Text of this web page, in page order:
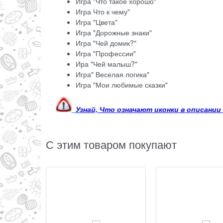
Игра Что к чему"
Игра "Цвета"
Игра "Дорожные знаки"
Игра "Чей домик?"
Игра "Профессии"
Ира "Чей малыш?"
Игра" Веселая логика"
Игра "Мои любимые сказки"
Узнай, Что означают иконки в
С этим товаром покупают